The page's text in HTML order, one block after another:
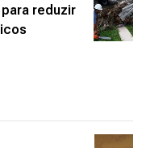
reduzir